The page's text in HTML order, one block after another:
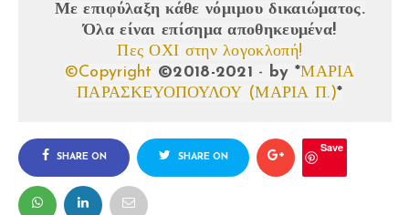
Με επιφύλαξη κάθε νόμιμου δικαιώματος.
Όλα είναι επίσημα αποθηκευμένα!
Πες ΟΧΙ στην λογοκλοπή!
©Copyright ©2018-2021 - by *ΜΑΡΙΑ
ΠΑΡΑΣΚΕΥΟΠΟΥΛΟΥ (ΜΑΡΙΑ Π.)*
SHARE ON
FACEBOOK
SHARE ON
Save